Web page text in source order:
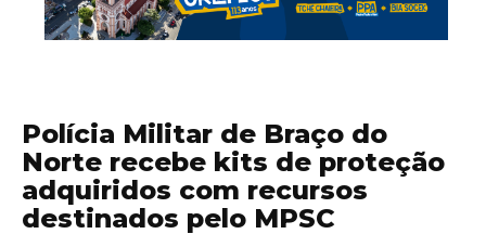
Polícia Militar de Braço do
Norte recebe kits de proteção
adquiridos com recursos
destinados pelo MPSC